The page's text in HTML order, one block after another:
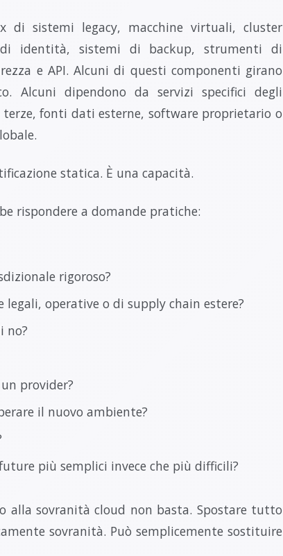
di sistemi legacy, macchine virtuali, cluster
di identità, sistemi di backup, strumenti di
e API. Alcuni di questi componenti girano
Alcuni dipendono da servizi specifici degli
fonti dati esterne, software proprietario o
statica. È una capacità.
rispondere a domande pratiche:
rigoroso?
operative o di supply chain estere?
no?
provider?
il nuovo ambiente?
più semplici invece che più difficili?
alla sovranità cloud non basta. Spostare tutto
sovranità. Può semplicemente sostituire